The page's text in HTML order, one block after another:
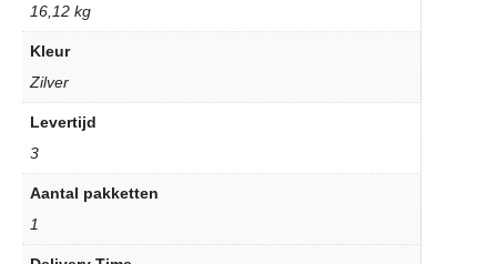
16,12 kg
Kleur
Zilver
Levertijd
3
Aantal pakketten
1